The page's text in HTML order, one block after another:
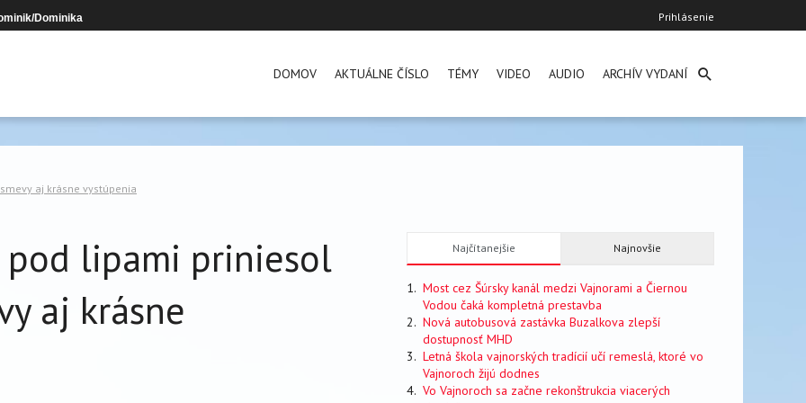
Dominika
User
account
Prihlásenie
DOMOV AKTUÁLNE ČÍSLO TÉMY VIDEO AUDIO ARCHÍV VYDANÍ
aj krásne vystúpenia
pod lipami priniesol
aj krásne
Najčítanejšie Najnovšie
Most cez Šúrsky kanál medzi Vajnorami a Čiernou
Vodou čaká kompletná prestavba
Nová autobusová zastávka Buzalkova zlepší
dostupnosť MHD
Letná škola vajnorských tradícií učí remeslá, ktoré vo
Vajnoroch žijú dodnes
Vo Vajnoroch sa začne rekonštrukcia viacerých